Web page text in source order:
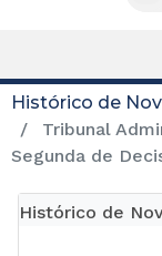
Histórico de
Tribunal
Segunda de
Histórico de